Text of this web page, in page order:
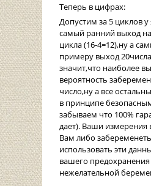
Теперь в цифрах:
Допустим за 5 циклов
самый ранний выход
цикла (16-4=12),ну а
примеру выход
значит,что наиболее
вероятность
число,ну а все
в принципе
забываем что 100%
дает). Ваши измерения
Вам либо
использовать эти
вашего предохранения
нежелательной